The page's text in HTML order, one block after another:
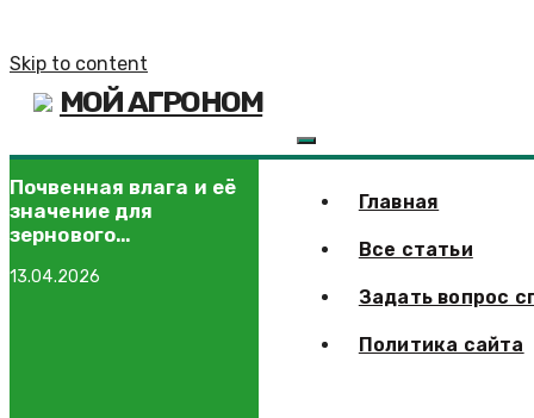
Skip to content
МОЙ АГРОНОМ
Главная
Все статьи
Задать вопрос
Политика сайта
Почвенная влага и её
значение для
зернового
13.04.2026